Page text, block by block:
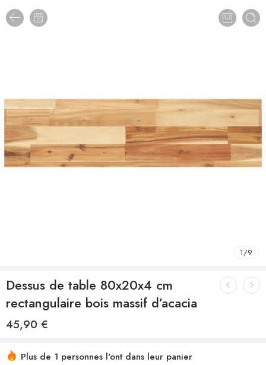
1/9
Dessus de table 80x20x4 cm
rectangulaire bois massif d’acacia
45,90 €
Plus de 1 personnes l'ont dans leur panier